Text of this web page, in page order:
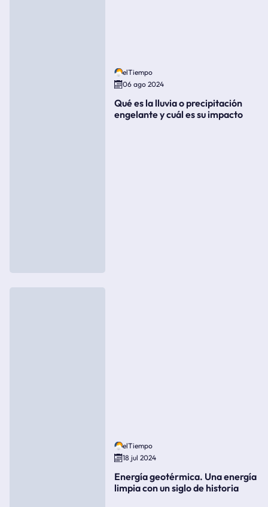
elTiempo
06 ago 2024
Qué es la lluvia o precipitación
engelante y cuál es su impacto
elTiempo
18 jul 2024
Energía geotérmica. Una energía
limpia con un siglo de historia